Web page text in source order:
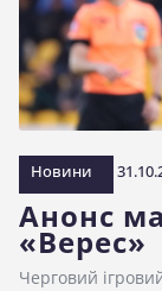
Новини
Анонс
«Верес»
Черговий